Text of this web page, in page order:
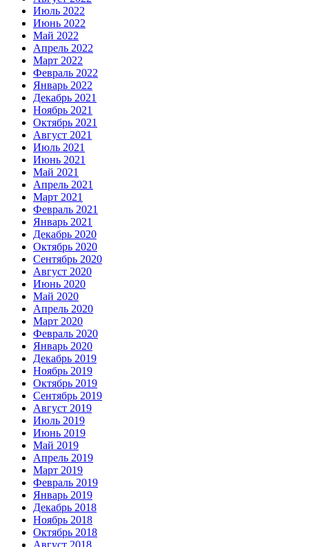
Июль 2022
Июнь 2022
Май 2022
Апрель 2022
Март 2022
Февраль 2022
Январь 2022
Декабрь 2021
Ноябрь 2021
Октябрь 2021
Август 2021
Июль 2021
Июнь 2021
Май 2021
Апрель 2021
Март 2021
Февраль 2021
Январь 2021
Декабрь 2020
Октябрь 2020
Сентябрь 2020
Август 2020
Июнь 2020
Май 2020
Апрель 2020
Март 2020
Февраль 2020
Январь 2020
Декабрь 2019
Ноябрь 2019
Октябрь 2019
Сентябрь 2019
Август 2019
Июль 2019
Июнь 2019
Май 2019
Апрель 2019
Март 2019
Февраль 2019
Январь 2019
Декабрь 2018
Ноябрь 2018
Октябрь 2018
Август 2018